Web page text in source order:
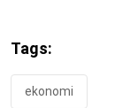
Tags:
ekonomi